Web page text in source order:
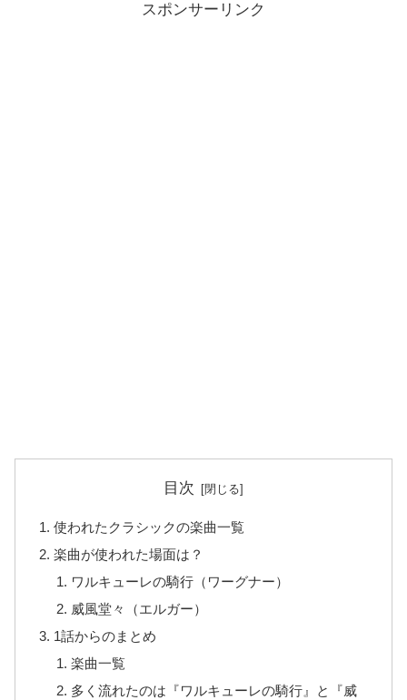
スポンサーリンク
目次
使われたクラシックの楽曲一覧
楽曲が使われた場面は？
ワルキューレの騎行（ワーグナー）
威風堂々（エルガー）
1話からのまとめ
楽曲一覧
多く流れたのは『ワルキューレの騎行』と『威